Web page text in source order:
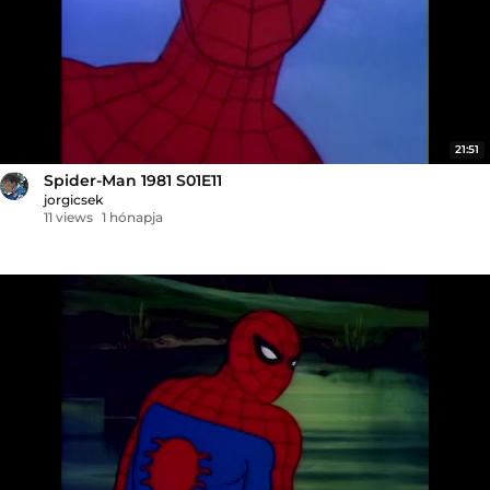
21:51
Spider-Man 1981 S01E11
jorgicsek
11 views 1 hónapja